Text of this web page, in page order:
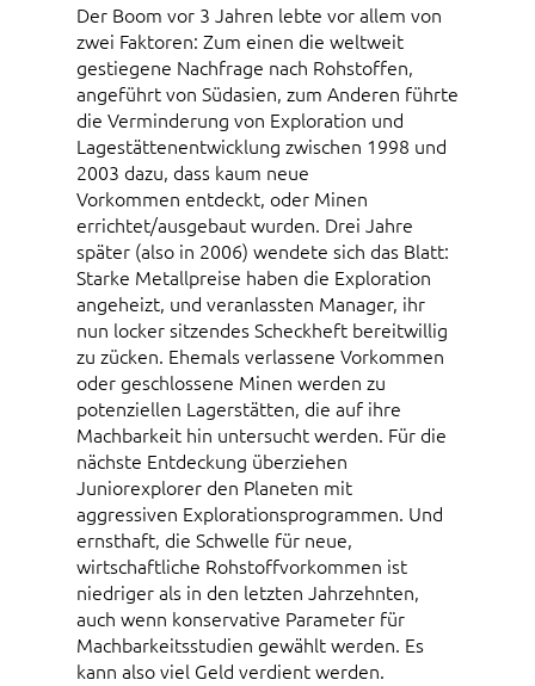
Der Boom vor 3 Jahren lebte vor allem von
zwei Faktoren: Zum einen die weltweit
gestiegene Nachfrage nach Rohstoffen,
angeführt von Südasien, zum Anderen führte
die Verminderung von Exploration und
Lagestättenentwicklung zwischen 1998 und
2003 dazu, dass kaum neue
Vorkommen entdeckt, oder Minen
errichtet/ausgebaut wurden. Drei Jahre
später (also in 2006) wendete sich das Blatt:
Starke Metallpreise haben die Exploration
angeheizt, und veranlassten Manager, ihr
nun locker sitzendes Scheckheft bereitwillig
zu zücken. Ehemals verlassene Vorkommen
oder geschlossene Minen werden zu
potenziellen Lagerstätten, die auf ihre
Machbarkeit hin untersucht werden. Für die
nächste Entdeckung überziehen
Juniorexplorer den Planeten mit
aggressiven Explorationsprogrammen. Und
ernsthaft, die Schwelle für neue,
wirtschaftliche Rohstoffvorkommen ist
niedriger als in den letzten Jahrzehnten,
auch wenn konservative Parameter für
Machbarkeitsstudien gewählt werden. Es
kann also viel Geld verdient werden.